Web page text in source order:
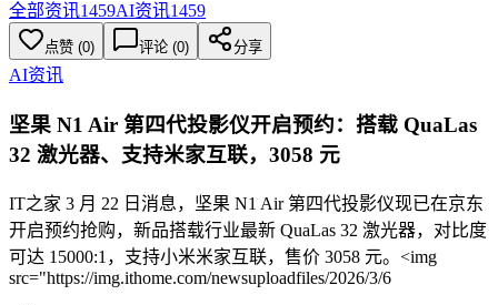
全部资讯1459AI资讯1459
点赞 (0) 评论 (0) 分享
AI资讯
坚果 N1 Air 第四代投影仪开启预约：搭载 QuaLas
32 激光器、支持米家互联，3058 元
IT之家 3 月 22 日消息，坚果 N1 Air 第四代投影仪现已在京东
开启预约抢购，新品搭载行业最新 QuaLas 32 激光器，对比度
可达 15000:1，支持小米米家互联，售价 3058 元。<img
src="https://img.ithome.com/newsuploadfiles/2026/3/6